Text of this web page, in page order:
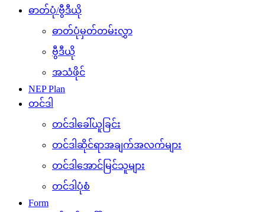
ဓာတ်ပုံ/ဗွီဒီယို
ဓာတ်ပုံမှတ်တမ်းလွှာ
ဗွီဒီယို
အသံဖိုင်
NEP Plan
တင်ဒါ
တင်ဒါခေါ်ယူခြင်း
တင်ဒါဆိုင်ရာအချက်အလက်များ
တင်ဒါအောင်မြင်သူများ
တင်ဒါပုံစံ
Form